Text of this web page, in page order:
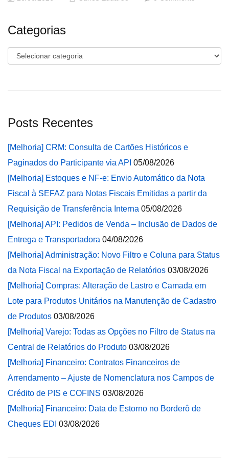
Categorias
Categorias
Posts Recentes
[Melhoria] CRM: Consulta de Cartões Históricos e
Paginados do Participante via API 05/08/2026
[Melhoria] Estoques e NF-e: Envio Automático da Nota
Fiscal à SEFAZ para Notas Fiscais Emitidas a partir da
Requisição de Transferência Interna 05/08/2026
[Melhoria] API: Pedidos de Venda – Inclusão de Dados de
Entrega e Transportadora 04/08/2026
[Melhoria] Administração: Novo Filtro e Coluna para Status
da Nota Fiscal na Exportação de Relatórios 03/08/2026
[Melhoria] Compras: Alteração de Lastro e Camada em
Lote para Produtos Unitários na Manutenção de Cadastro
de Produtos 03/08/2026
[Melhoria] Varejo: Todas as Opções no Filtro de Status na
Central de Relatórios do Produto 03/08/2026
[Melhoria] Financeiro: Contratos Financeiros de
Arrendamento – Ajuste de Nomenclatura nos Campos de
Crédito de PIS e COFINS 03/08/2026
[Melhoria] Financeiro: Data de Estorno no Borderô de
Cheques EDI 03/08/2026